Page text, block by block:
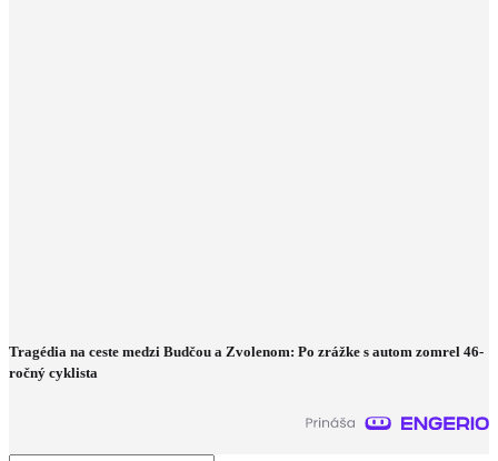
Tragédia na ceste medzi Budčou a Zvolenom: Po zrážke s autom zomrel 46-
ročný cyklista